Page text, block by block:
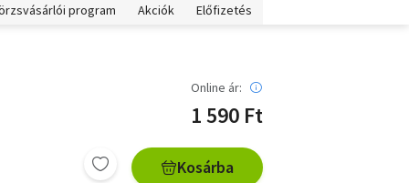
program Akciók Előfizetés
Online ár:
1 590 Ft
Kosárba